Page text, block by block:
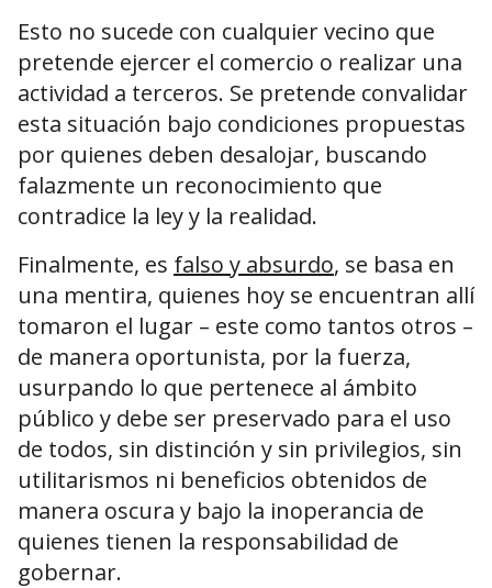
Esto no sucede con cualquier vecino que
pretende ejercer el comercio o realizar una
actividad a terceros. Se pretende convalidar
esta situación bajo condiciones propuestas
por quienes deben desalojar, buscando
falazmente un reconocimiento que
contradice la ley y la realidad.
Finalmente, es falso y absurdo, se basa en
una mentira, quienes hoy se encuentran allí
tomaron el lugar – este como tantos otros –
de manera oportunista, por la fuerza,
usurpando lo que pertenece al ámbito
público y debe ser preservado para el uso
de todos, sin distinción y sin privilegios, sin
utilitarismos ni beneficios obtenidos de
manera oscura y bajo la inoperancia de
quienes tienen la responsabilidad de
gobernar.